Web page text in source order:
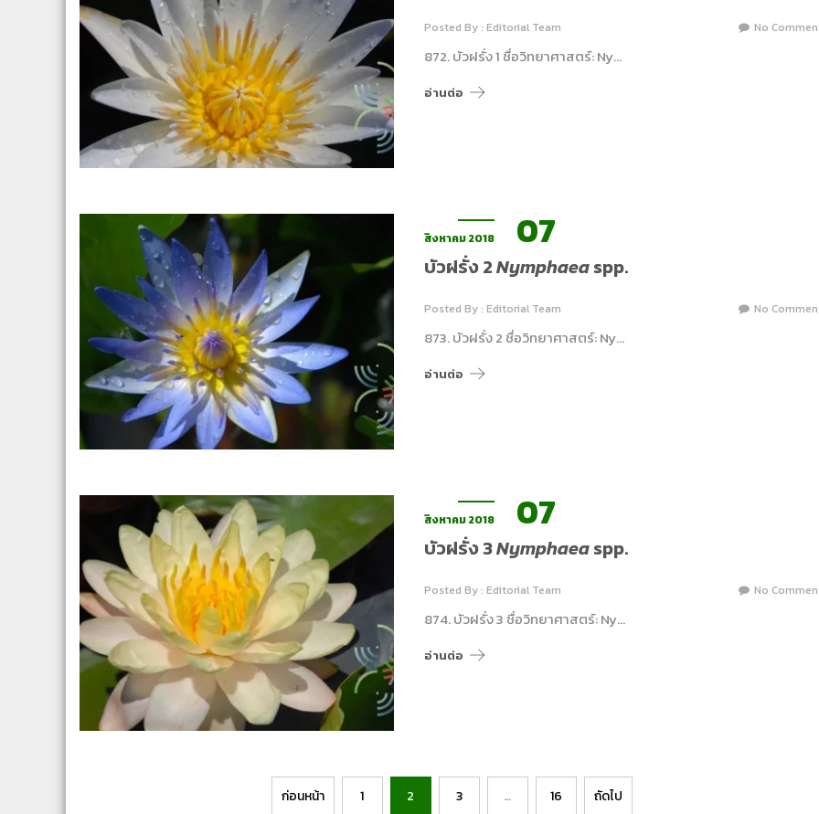
Posted By : Editorial Team No
872. บัวฝรั่ง 1 ชื่อวิทยาศาสตร์: Ny…
อ่านต่อ
สิงหาคม 2018 07
บัวฝรั่ง 2Nymphaeaspp.
Posted By : Editorial Team No
873. บัวฝรั่ง 2 ชื่อวิทยาศาสตร์: Ny…
อ่านต่อ
สิงหาคม 2018 07
บัวฝรั่ง 3Nymphaeaspp.
Posted By : Editorial Team No
874. บัวฝรั่ง 3 ชื่อวิทยาศาสตร์: Ny…
อ่านต่อ
ก่อนหน้า 1 2 3 … 16 ถัดไป